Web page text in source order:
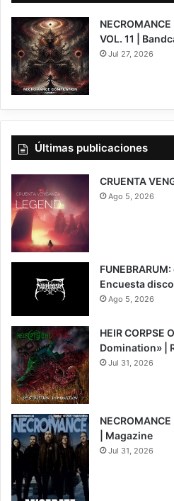
VOL. 11 |
Jul 27, 2026
Últimas publicaciones
7
CRUENTA
Ago 5, 2026
Encuesta
Ago 5, 2026
8
HEIR CORPSE
Domination» |
Jul 31, 2026
| Magazine
Jul 31, 2026